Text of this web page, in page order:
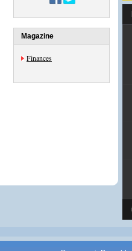
Magazine
Finances